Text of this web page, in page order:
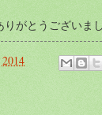
りがとうございま